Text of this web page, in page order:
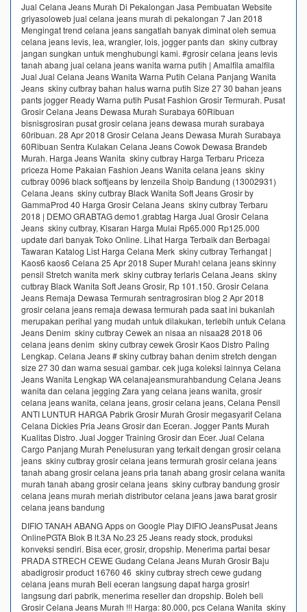
Jual Celana Jeans Murah Di Pekalongan Jasa Pembuatan Website
griyasoloweb jual celana jeans murah di pekalongan 7 Jan 2018
Mengingat trend celana jeans sangatlah banyak diminat oleh semua
celana jeans levis, lea, wrangler, lois, jogger pants dan skiny cutbray
jangan sungkan untuk menghubungi kami. #grosir celana jeans levis
tanah abang jual celana jeans wanita warna putih | Amalfila amalfila
Jual Jual Celana Jeans Wanita Warna Putih Celana Panjang Wanita
Jeans skiny cutbray bahan halus warna putih Size 27 30 bahan jeans
pants jogger Ready Warna putih Pusat Fashion Grosir Termurah. Pusat
Grosir Celana Jeans Dewasa Murah Surabaya 60Ribuan
bisnisgrosiran pusat grosir celana jeans dewasa murah surabaya
60ribuan. 28 Apr 2018 Grosir Celana Jeans Dewasa Murah Surabaya
60Ribuan Sentra Kulakan Celana Jeans Cowok Dewasa Brandeb
Murah. Harga Jeans Wanita skiny cutbray Harga Terbaru Priceza
priceza Home Pakaian Fashion Jeans Wanita celana jeans skiny
cutbray 0096 black softjeans by Ienzeila Shoip Bandung (13002931)
Celana Jeans skiny cutbray Black Wanita Soft Jeans Grosir by
GammaProd 40 Harga Grosir Celana Jeans skiny cutbray Terbaru
2018 | DEMO GRABTAG demo1.grabtag Harga Jual Grosir Celana
Jeans skiny cutbray, Kisaran Harga Mulai Rp65.000 Rp125.000
update dari banyak Toko Online. Lihat Harga Terbaik dan Berbagai
Tawaran Katalog List Harga Celana Merk skiny cutbray Terhangat |
Kaos6 kaos6 Celana 25 Apr 2018 Super Murah! celana jeans skinny
pensil Stretch wanita merk skiny cutbray terlaris Celana Jeans skiny
cutbray Black Wanita Soft Jeans Grosir, Rp 101.150. Grosir Celana
Jeans Remaja Dewasa Termurah sentragrosiran blog 2 Apr 2018
grosir celana jeans remaja dewasa termurah pada saat ini bukanlah
merupakan perihal yang mudah untuk dilakukan, terlebih untuk Celana
Jeans Denim skiny cutbray Cewek an nisaa an nisaa28 2018 06
celana jeans denim skiny cutbray cewek Grosir Kaos Distro Paling
Lengkap. Celana Jeans # skiny cutbray bahan denim stretch dengan
size 27 30 dan warna sesuai gambar. cek juga koleksi lainnya Celana
Jeans Wanita Lengkap WA celanajeansmurahbandung Celana Jeans
wanita dan celana jegging Zara yang celana jeans wanita, grosir
celana jeans wanita, celana jeans, grosir celana jeans, Celana Pensil
ANTI LUNTUR HARGA Pabrik Grosir Murah Grosir megasyarif Celana
Celana Dickies Pria Jeans Grosir dan Eceran. Jogger Pants Murah
Kualitas Distro. Jual Jogger Training Grosir dan Ecer. Jual Celana
Cargo Panjang Murah Penelusuran yang terkait dengan grosir celana
jeans skiny cutbray grosir celana jeans termurah grosir celana jeans
tanah abang grosir celana jeans pria tanah abang grosir celana wanita
murah tanah abang grosir celana jeans skiny cutbray bandung grosir
celana jeans murah meriah distributor celana jeans jawa barat grosir
celana jeans bandung
DIFIO TANAH ABANG Apps on Google Play DIFIO JeansPusat Jeans
OnlinePGTA Blok B lt.3A No.23 25 Jeans ready stock, produksi
konveksi sendiri. Bisa ecer, grosir, dropship. Menerima partai besar
PRADA STRECH CEWE Gudang Celana Jeans Murah Grosir Baju
abadigrosir product 16760 46 skiny cutbray strech cewe gudang
celana jeans murah Beli eceran langsung dapat harga grosir!
langsung dari pabrik, menerima reseller dan dropship. Boleh beli
Grosir Celana Jeans Murah !!! Harga: 80.000, pcs Celana Wanita skiny